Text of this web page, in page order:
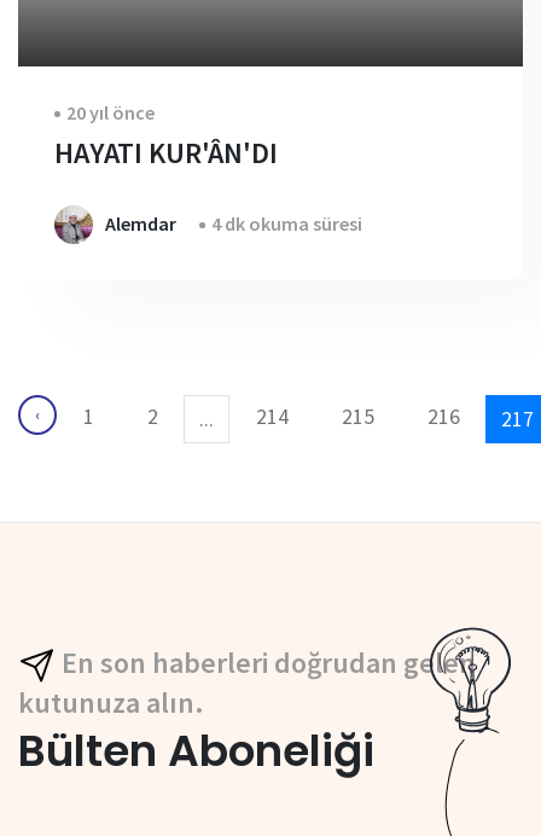
20 yıl önce
HAYATI KUR'ÂN'DI
Alemdar 4 dk okuma süresi
‹ 1 2 ... 214 215 216 217
En son haberleri doğrudan gelen
kutunuza alın.
Bülten Aboneliği